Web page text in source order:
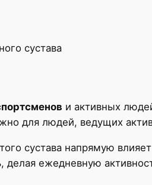
сустава
и активных
для людей, ведущих
сустава напрямую
делая ежедневную